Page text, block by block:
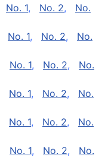
No. 1, No. 2, No.
No. 1, No. 2, No.
No. 1, No. 2, No.
No. 1, No. 2, No.
No. 1, No. 2, No.
No. 1, No. 2, No.